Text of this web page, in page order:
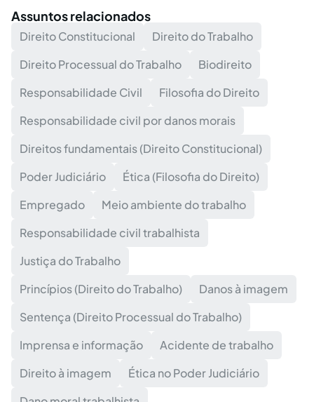
Assuntos relacionados
Direito Constitucional
Direito do Trabalho
Direito Processual do Trabalho
Biodireito
Responsabilidade Civil
Filosofia do Direito
Responsabilidade civil por danos morais
Direitos fundamentais (Direito Constitucional)
Poder Judiciário
Ética (Filosofia do Direito)
Empregado
Meio ambiente do trabalho
Responsabilidade civil trabalhista
Justiça do Trabalho
Princípios (Direito do Trabalho)
Danos à imagem
Sentença (Direito Processual do Trabalho)
Imprensa e informação
Acidente de trabalho
Direito à imagem
Ética no Poder Judiciário